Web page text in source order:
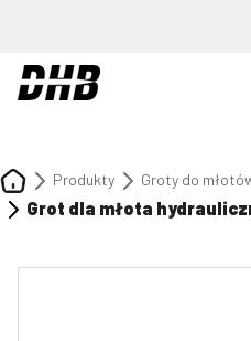
Produkty Groty do
Grot dla młota